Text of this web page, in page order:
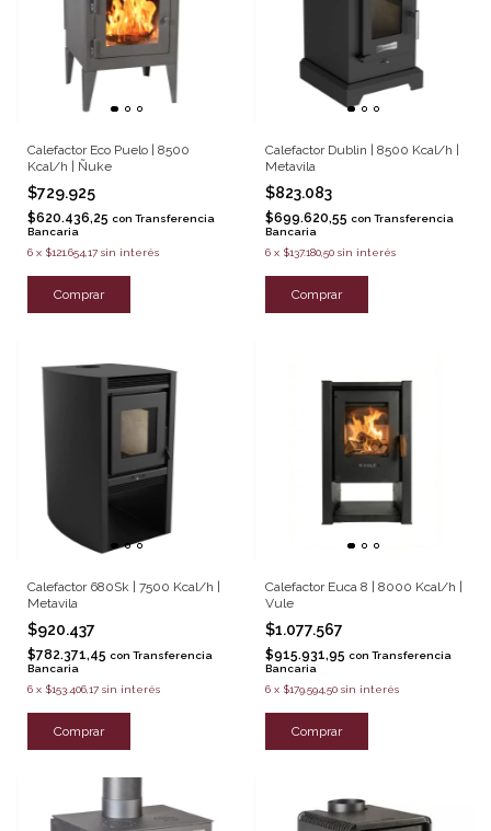
Calefactor Eco Puelo | 8500
Kcal/h | Ñuke
$729.925
$620.436,25 con Transferencia
Bancaria
6 x $121.654,17 sin interés
Comprar
Calefactor Dublin | 8500 Kcal/h |
Metavila
$823.083
$699.620,55 con Transferencia
Bancaria
6 x $137.180,50 sin interés
Comprar
Calefactor 680Sk | 7500 Kcal/h |
Metavila
$920.437
$782.371,45 con Transferencia
Bancaria
6 x $153.406,17 sin interés
Comprar
Calefactor Euca 8 | 8000 Kcal/h |
Vule
$1.077.567
$915.931,95 con Transferencia
Bancaria
6 x $179.594,50 sin interés
Comprar